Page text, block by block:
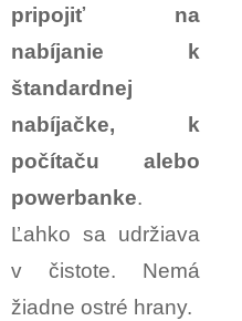
pripojiť na
nabíjanie k
štandardnej
nabíjačke, k
počítaču alebo
powerbanke.
Ľahko sa udržiava
v čistote. Nemá
žiadne ostré hrany.